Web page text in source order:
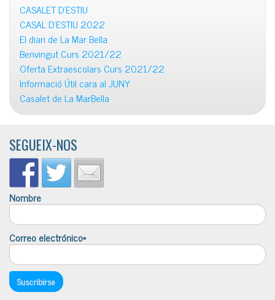
CASALET D’ESTIU
CASAL D’ESTIU 2022
El diari de La Mar Bella
Benvingut Curs 2021/22
Oferta Extraescolars Curs 2021/22
Informació Útil cara al JUNY
Casalet de La MarBella
SEGUEIX-NOS
Nombre
Correo electrónico*